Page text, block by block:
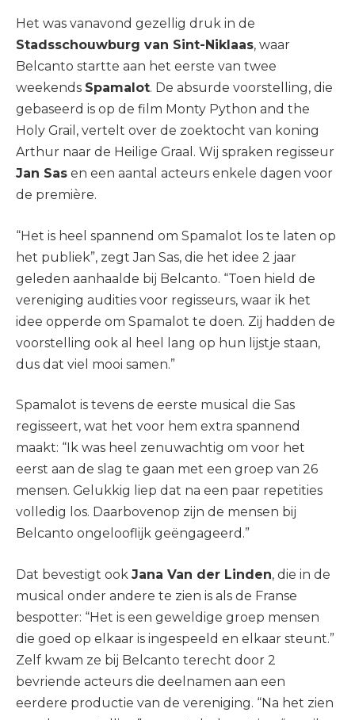
Het was vanavond gezellig druk in de
Stadsschouwburg van Sint-Niklaas, waar
Belcanto startte aan het eerste van twee
weekends Spamalot. De absurde voorstelling, die
gebaseerd is op de film Monty Python and the
Holy Grail, vertelt over de zoektocht van koning
Arthur naar de Heilige Graal. Wij spraken regisseur
Jan Sas en een aantal acteurs enkele dagen voor
de première.
“Het is heel spannend om Spamalot los te laten op
het publiek”, zegt Jan Sas, die het idee 2 jaar
geleden aanhaalde bij Belcanto. “Toen hield de
vereniging audities voor regisseurs, waar ik het
idee opperde om Spamalot te doen. Zij hadden de
voorstelling ook al heel lang op hun lijstje staan,
dus dat viel mooi samen.”
Spamalot is tevens de eerste musical die Sas
regisseert, wat het voor hem extra spannend
maakt: “Ik was heel zenuwachtig om voor het
eerst aan de slag te gaan met een groep van 26
mensen. Gelukkig liep dat na een paar repetities
volledig los. Daarbovenop zijn de mensen bij
Belcanto ongelooflijk geëngageerd.”
Dat bevestigt ook Jana Van der Linden, die in de
musical onder andere te zien is als de Franse
bespotter: “Het is een geweldige groep mensen
die goed op elkaar is ingespeeld en elkaar steunt.”
Zelf kwam ze bij Belcanto terecht door 2
bevriende acteurs die deelnamen aan een
eerdere productie van de vereniging. “Na het zien